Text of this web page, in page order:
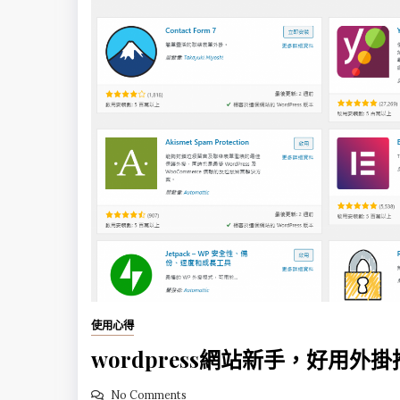
使用心得
wordpress網站新手，好用外掛
No Comments